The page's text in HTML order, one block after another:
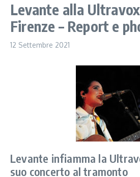
Levante alla
Firenze – Report e
12 Settembre 2021
Levante infiamma la
suo concerto al tramonto